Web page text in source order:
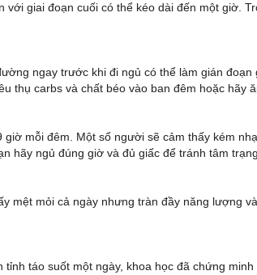
với giai đoạn cuối có thể kéo dài đến một giờ.
ngay trước khi đi ngủ có thể làm gián đoạn
thụ carbs và chất béo vào ban đêm hoặc hãy
mỗi đêm. Một số người sẽ cảm thấy kém
hãy ngủ đúng giờ và đủ giấc để tránh tâm
mệt mỏi cả ngày nhưng tràn đầy năng lượng
táo suốt một ngày, khoa học đã chứng